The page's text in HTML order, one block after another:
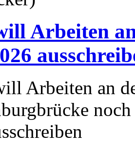
Arbeiten